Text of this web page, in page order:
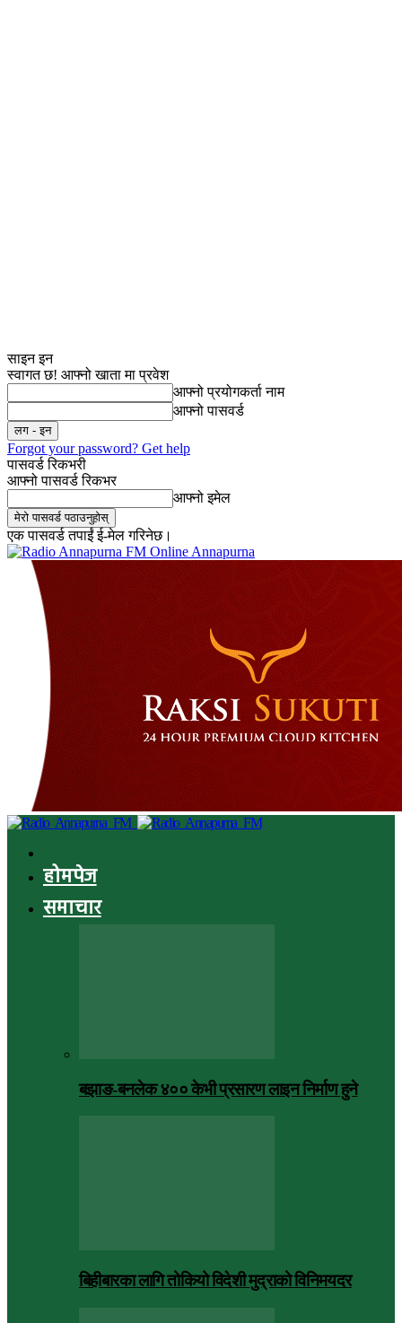
साइन इन
स्वागत छ! आफ्नो खाता मा प्रवेश
आफ्नो प्रयोगकर्ता नाम
आफ्नो पासवर्ड
Forgot your password? Get help
पासवर्ड रिकभरी
आफ्नो पासवर्ड रिकभर
आफ्नो इमेल
एक पासवर्ड तपाईं ई-मेल गरिनेछ।
Online Annapurna
होमपेज
समाचार
बझाङ-बनलेक ४०० केभी प्रसारण लाइन निर्माण हुने
बिहीबारका लागि तोकियो विदेशी मुद्राको विनिमयदर